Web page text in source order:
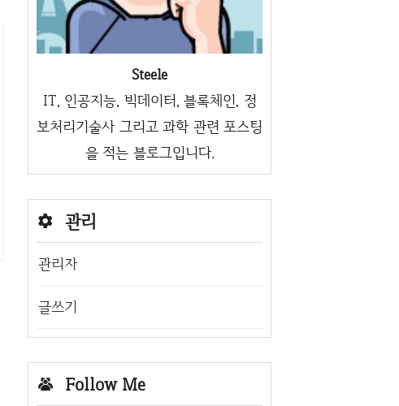
Steele
IT, 인공지능, 빅데이터, 블록체인, 정
보처리기술사 그리고 과학 관련 포스팅
을 적는 블로그입니다.
관리
관리자
글쓰기
Follow Me